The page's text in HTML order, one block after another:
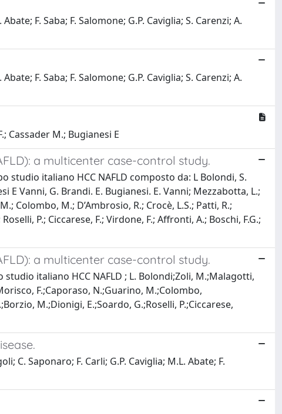
F. Saba; F. Salomone; G.P. Caviglia; S. Carenzi; A.
F. Saba; F. Salomone; G.P. Caviglia; S. Carenzi; A.
Cassader M.; Bugianesi E
a multicenter case-control study.
studio italiano HCC NAFLD composto da: L Bolondi, S.
Vanni, G. Brandi. E. Bugianesi. E. Vanni; Mezzabotta, L.;
Colombo, M.; D’Ambrosio, R.; Crocè, L.S.; Patti, R.;
P.; Ciccarese, F.; Virdone, F.; Affronti, A.; Boschi, F.G.;
a multicenter case-control study.
italiano HCC NAFLD ; L. Bolondi;Zoli, M.;Malagotti,
F.;Caporaso, N.;Guarino, M.;Colombo,
M.;Dionigi, E.;Soardo, G.;Roselli, P.;Ciccarese,
C. Saponaro; F. Carli; G.P. Caviglia; M.L. Abate; F.